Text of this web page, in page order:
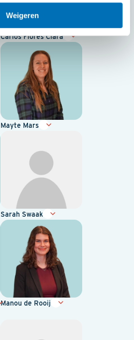
Weigeren
Carlos Flores Clara
Mayte Mars
Sarah Swaak
Manou de Rooij